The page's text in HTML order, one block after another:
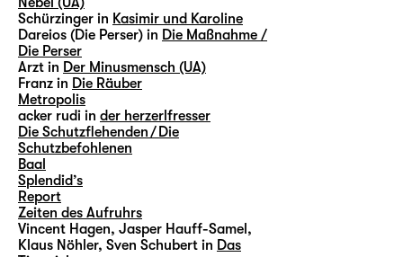
Schürzinger in Kasimir und Karoline
Dareios (Die Perser) in Die Maßnahme /
Die Perser
Arzt in Der Minusmensch (UA)
Franz in Die Räuber
Metropolis
acker rudi in der herzerlfresser
Die Schutzflehenden / Die
Schutzbefohlenen
Baal
Splendid’s
Report
Zeiten des Aufruhrs
Vincent Hagen, Jasper Hauff-Samel,
Klaus Nöhler, Sven Schubert in Das